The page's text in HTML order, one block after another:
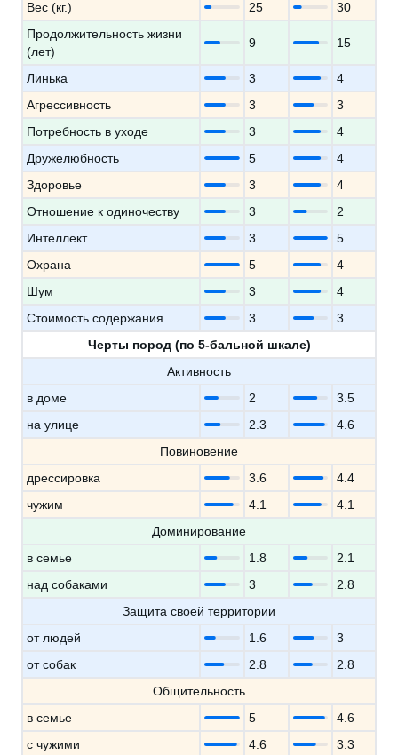
Вес (кг.)
25
30
Продолжительность жизни
(лет)
9 15
Линька 3
4
Агрессивность
3
3
Потребность в уходе
3
4
Дружелюбность
5
4
Здоровье
3
4
Отношение к одиночеству
3
2
Интеллект
3
5
Охрана
5
4
Шум
3
4
Стоимость содержания
3
3
Черты пород (по 5-бальной шкале)
Активность
в доме
2
3.5
на улице
2.3
4.6
Повиновение
дрессировка
3.6
4.4
чужим
4.1
4.1
Доминирование
в семье
1.8
2.1
над собаками
3
2.8
Защита своей территории
от людей
1.6
3
от собак
2.8
2.8
Общительность
в семье
5
4.6
с чужими
4.6
3.3